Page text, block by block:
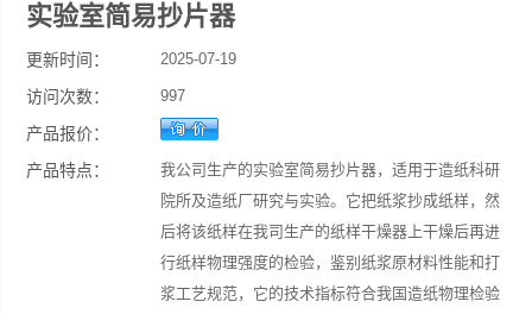
实验室简易抄片器
更新时间： 2025-07-19
访问次数： 997
产品报价：
产品特点：
我公司生产的实验室简易抄片器，适用于造纸科研
院所及造纸厂研究与实验。它把纸浆抄成纸样，然
后将该纸样在我司生产的纸样干燥器上干燥后再进
行纸样物理强度的检验，鉴别纸浆原材料性能和打
浆工艺规范，它的技术指标符合我国造纸物理检验